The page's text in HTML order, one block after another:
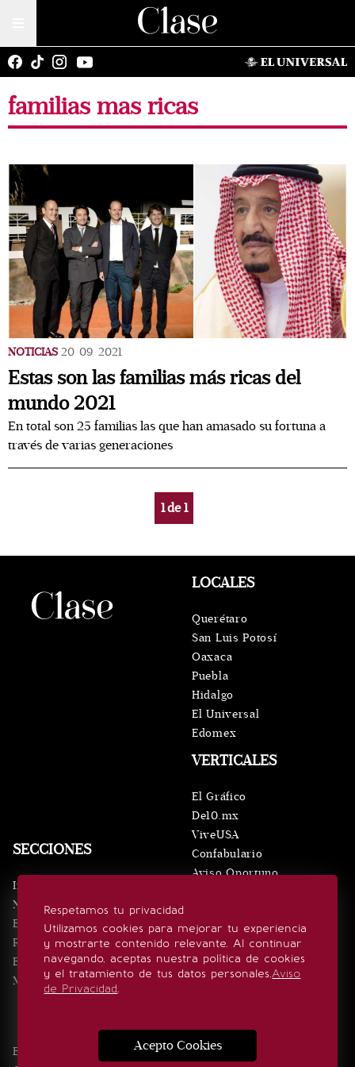
familias mas ricas
NOTICIAS 20/09/2021
Estas son las familias más ricas del
mundo 2021
En total son 25 familias las que han amasado su fortuna a
través de varias generaciones
1de1
Respetamos tu privacidad
Utilizamos cookies para mejorar tu experiencia
y mostrarte contenido relevante. Al continuar
navegando, aceptas nuestra política de cookies
y el tratamiento de tus datos personales.Aviso
de Privacidad.
Acepto Cookies
SECCIONES
Inicio
Noticias
Eventos
Realeza
Estilo de vida
Minuto x Minuto
VERTICALES
El Gráfico
De10.mx
ViveUSA
Confabulario
Aviso Oportuno
LOCALES
Querétaro
San Luis Potosí
Oaxaca
Puebla
Hidalgo
El Universal
Edomex
SÍGUENOS
Edición Impresa Noticias Quiénes somos